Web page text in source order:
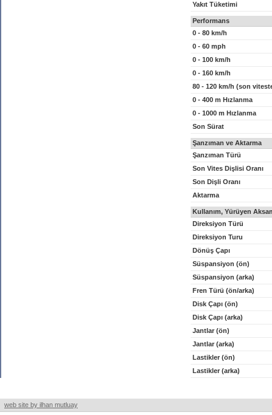
Yakıt Tüketimi
Performans
0 - 80 km/h
0 - 60 mph
0 - 100 km/h
0 - 160 km/h
80 - 120 km/h (son
0 - 400 m Hızlanma
0 - 1000 m Hızlanma
Son Sürat
Şanzıman ve Aktarma
Şanzıman Türü
Son Vites Dişlisi Oranı
Son Dişli Oranı
Aktarma
Kullanım, Yürüyen
Direksiyon Türü
Direksiyon Turu
Dönüş Çapı
Süspansiyon (ön)
Süspansiyon (arka)
Fren Türü (ön/arka)
Disk Çapı (ön)
Disk Çapı (arka)
Jantlar (ön)
Jantlar (arka)
Lastikler (ön)
Lastikler (arka)
web site by ilhan mutluay